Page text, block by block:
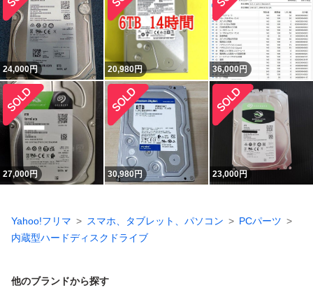
24,000円 20,980円 36,000円
27,000円 30,980円 23,000円
Yahoo!フリマ スマホ、タブレット、パソコン
PCパーツ
内蔵型ハードディスクドライブ
他のブランドから探す